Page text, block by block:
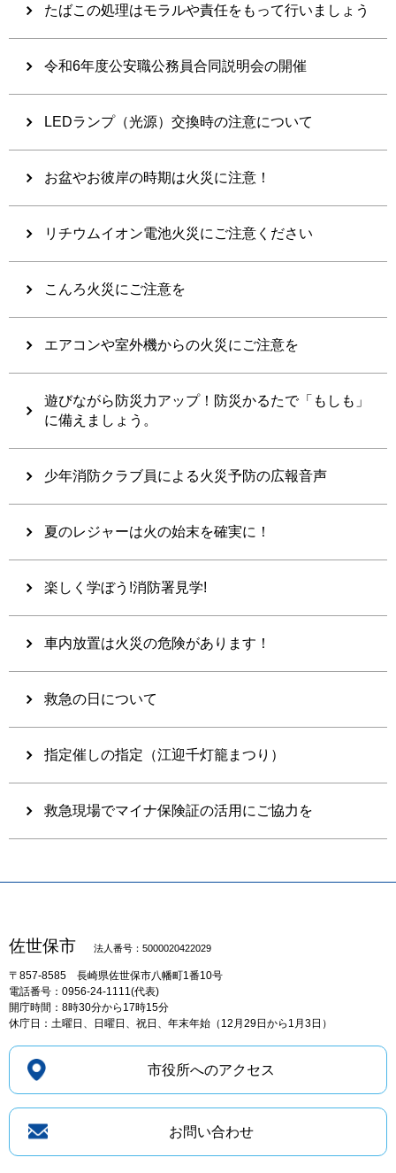
たばこの処理はモラルや責任をもって行いましょう
令和6年度公安職公務員合同説明会の開催
LEDランプ（光源）交換時の注意について
お盆やお彼岸の時期は火災に注意！
リチウムイオン電池火災にご注意ください
こんろ火災にご注意を
エアコンや室外機からの火災にご注意を
遊びながら防災力アップ！防災かるたで「もしも」
に備えましょう。
少年消防クラブ員による火災予防の広報音声
夏のレジャーは火の始末を確実に！
楽しく学ぼう!消防署見学!
車内放置は火災の危険があります！
救急の日について
指定催しの指定（江迎千灯籠まつり）
救急現場でマイナ保険証の活用にご協力を
佐世保市 法人番号：5000020422029
〒857-8585 長崎県佐世保市八幡町1番10号
電話番号：0956-24-1111(代表)
開庁時間：8時30分から17時15分
休庁日：土曜日、日曜日、祝日、年末年始（12月29日から1月3日）
市役所へのアクセス
お問い合わせ